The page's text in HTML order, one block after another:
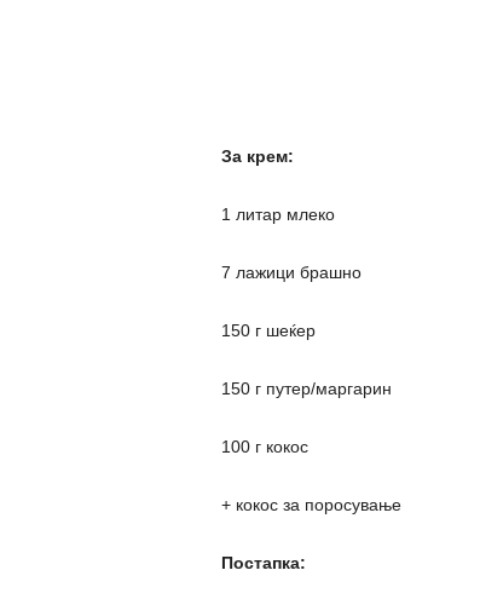
За крем:
1 литар млеко
7 лажици брашно
150 г шеќер
150 г путер/маргарин
100 г кокос
+ кокос за поросување
Постапка: